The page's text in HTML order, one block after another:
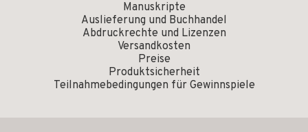
Manuskripte
Auslieferung und Buchhandel
Abdruckrechte und Lizenzen
Versandkosten
Preise
Produktsicherheit
Teilnahmebedingungen für Gewinnspiele